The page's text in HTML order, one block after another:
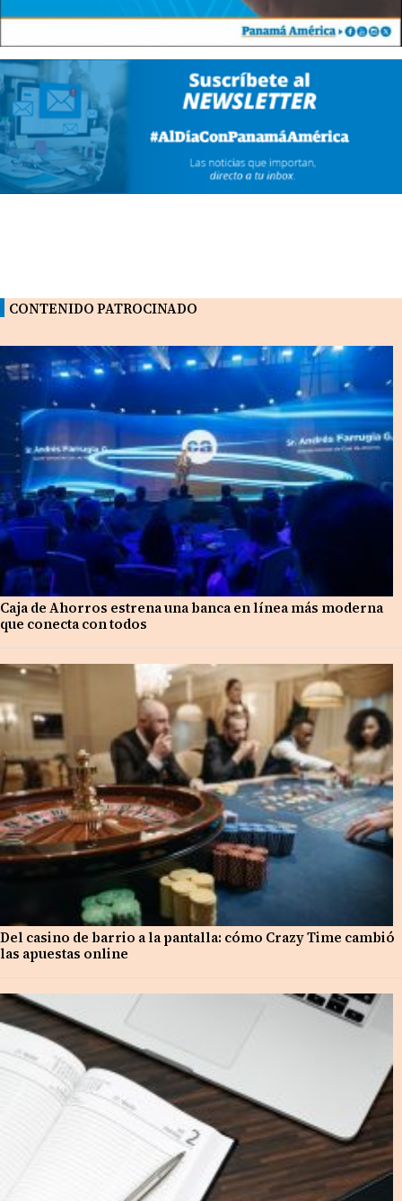
CONTENIDO PATROCINADO
Caja de Ahorros estrena una banca en línea más moderna
que conecta con todos
Del casino de barrio a la pantalla: cómo Crazy Time cambió
las apuestas online